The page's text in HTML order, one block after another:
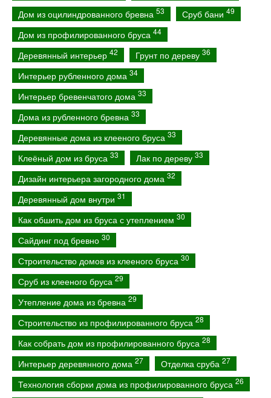
Дом из оцилиндрованного бревна 53 Сруб бани 49
Дом из профилированного бруса 44
Деревянный интерьер 42 Грунт по дереву 36
Интерьер рубленного дома 34
Интерьер бревенчатого дома 33
Дома из рубленного бревна 33
Деревянные дома из клееного бруса 33
Клеёный дом из бруса 33 Лак по дереву 33
Дизайн интерьера загородного дома 32
Деревянный дом внутри 31
Как обшить дом из бруса с утеплением 30
Сайдинг под бревно 30
Строительство домов из клееного бруса 30
Сруб из клееного бруса 29
Утепление дома из бревна 29
Строительство из профилированного бруса 28
Как собрать дом из профилированного бруса 28
Интерьер деревянного дома 27 Отделка сруба 27
Технология сборки дома из профилированного бруса 26